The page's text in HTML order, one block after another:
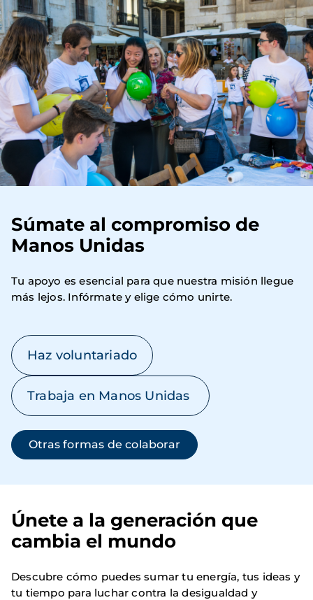
Súmate al compromiso de
Manos Unidas
Tu apoyo es esencial para que nuestra misión llegue
más lejos. Infórmate y elige cómo unirte.
Haz voluntariado
Trabaja en Manos Unidas
Otras formas de colaborar
Únete a la generación que
cambia el mundo
Descubre cómo puedes sumar tu energía, tus ideas y
tu tiempo para luchar contra la desigualdad y